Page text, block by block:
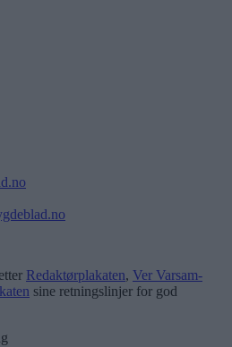
Redaktørplakaten, Ver Varsam-
sine retningslinjer for god